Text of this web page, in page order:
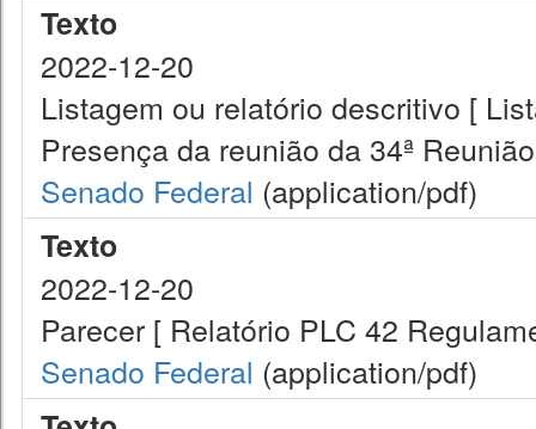
Texto
2022-12-20
Listagem ou relatório descritivo [
Presença da reunião da 34ª
Senado Federal (application/pdf)
Texto
2022-12-20
Parecer [ Relatório PLC 42
Senado Federal (application/pdf)